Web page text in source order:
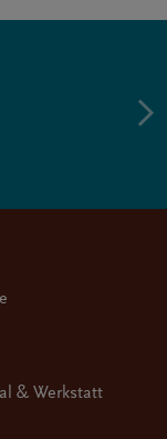
& Werkstatt